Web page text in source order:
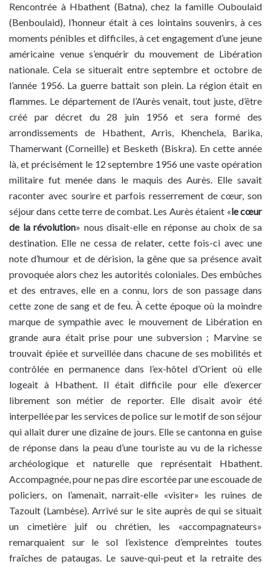
Rencontrée à Hbathent (Batna), chez la famille Ouboulaid
(Benboulaid), l’honneur était à ces lointains souvenirs, à ces
moments pénibles et difficiles, à cet engagement d’une jeune
américaine venue s’enquérir du mouvement de Libération
nationale. Cela se situerait entre septembre et octobre de
l’année 1956. La guerre battait son plein. La région était en
flammes. Le département de l’Aurès venait, tout juste, d’être
créé par décret du 28 juin 1956 et sera formé des
arrondissements de Hbathent, Arris, Khenchela, Barika,
Thamerwant (Corneille) et Besketh (Biskra). En cette année
là, et précisément le 12 septembre 1956 une vaste opération
militaire fut menée dans le maquis des Aurès. Elle savait
raconter avec sourire et parfois resserrement de cœur, son
séjour dans cette terre de combat. Les Aurès étaient «le cœur
de la révolution» nous disait-elle en réponse au choix de sa
destination. Elle ne cessa de relater, cette fois-ci avec une
note d’humour et de dérision, la gêne que sa présence avait
provoquée alors chez les autorités coloniales. Des embûches
et des entraves, elle en a connu, lors de son passage dans
cette zone de sang et de feu. À cette époque où la moindre
marque de sympathie avec le mouvement de Libération en
grande aura était prise pour une subversion ; Marvine se
trouvait épiée et surveillée dans chacune de ses mobilités et
contrôlée en permanence dans l’ex-hôtel d’Orient où elle
logeait à Hbathent. Il était difficile pour elle d’exercer
librement son métier de reporter. Elle disait avoir été
interpellée par les services de police sur le motif de son séjour
qui allait durer une dizaine de jours. Elle se cantonna en guise
de réponse dans la peau d’une touriste au vu de la richesse
archéologique et naturelle que représentait Hbathent.
Accompagnée, pour ne pas dire escortée par une escouade de
policiers, on l’amenait, narrait-elle «visiter» les ruines de
Tazoult (Lambèse). Arrivé sur le site auprès de qui se situait
un cimetière juif ou chrétien, les «accompagnateurs»
remarquaient sur le sol l’existence d’empreintes toutes
fraîches de pataugas. Le sauve-qui-peut et la retraite des